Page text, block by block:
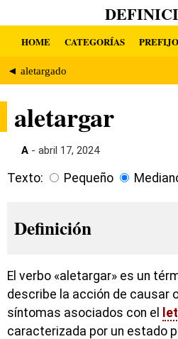
HOME CATEGORÍAS PREFIJO
◄ aletargado
aletargar
A - abril 17, 2024
Texto: Pequeño
Definición
El verbo «aletargar» es un
describe la acción de causar
síntomas asociados con el
caracterizada por un estado